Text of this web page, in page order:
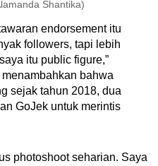
Shantika)
endorsement itu
followers, tapi lebih
itu public figure,”
bahwa
sejak tahun 2018, dua
GoJek untuk merintis
photoshoot seharian. Saya